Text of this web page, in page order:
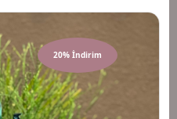
20% İndirim